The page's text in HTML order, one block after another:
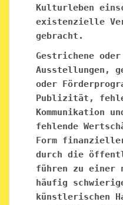
Kulturleben
existenzielle
gebracht.
Gestrichene oder
Ausstellungen,
oder
Publizität,
Kommunikation
fehlende
Form
durch die
führen zu einer
häufig
künstlerischen